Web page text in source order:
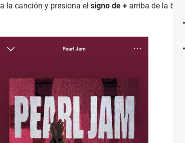
a la canción y presiona el signo de + arriba de la